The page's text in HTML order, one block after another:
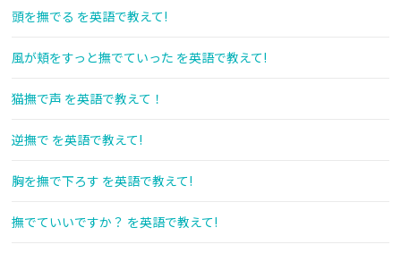
頭を撫でる を英語で教えて!
風が頬をすっと撫でていった を英語で教えて!
猫撫で声 を英語で教えて！
逆撫で を英語で教えて!
胸を撫で下ろす を英語で教えて!
撫でていいですか？ を英語で教えて!